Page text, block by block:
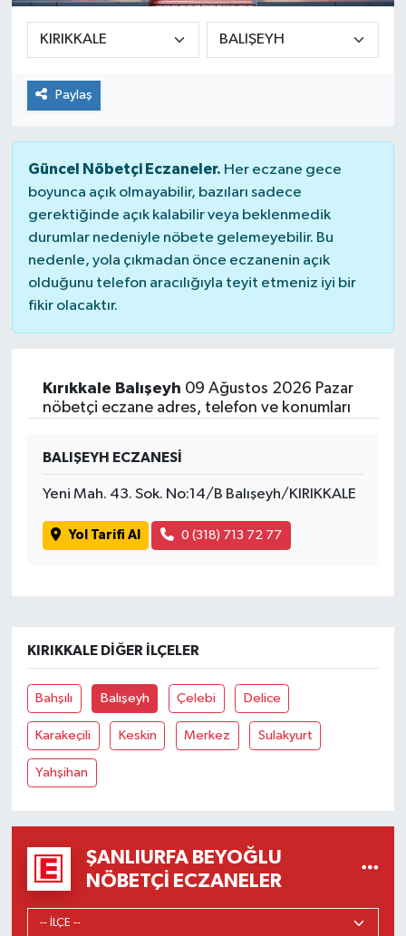
Paylaş
Güncel Nöbetçi Eczaneler. Her eczane gece
boyunca açık olmayabilir, bazıları sadece
gerektiğinde açık kalabilir veya beklenmedik
durumlar nedeniyle nöbete gelemeyebilir. Bu
nedenle, yola çıkmadan önce eczanenin açık
olduğunu telefon aracılığıyla teyit etmeniz iyi bir
fikir olacaktır.
Kırıkkale Balışeyh 09 Ağustos 2026 Pazar
nöbetçi eczane adres, telefon ve konumları
BALIŞEYH ECZANESİ
Yeni Mah. 43. Sok. No:14/B Balışeyh/KIRIKKALE
Yol Tarifi Al 0 (318) 713 72 77
KIRIKKALE DIĞER İLÇELER
Bahşılı Balışeyh Çelebi Delice
Karakeçili Keskin Merkez Sulakyurt
Yahşihan
ŞANLIURFA BEYOĞLU
NÖBETÇI ECZANELER